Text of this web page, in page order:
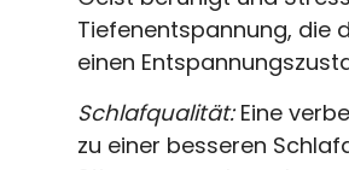
Tiefenentspannung, die
einen
Schlafqualität:Eine
zu einer besseren